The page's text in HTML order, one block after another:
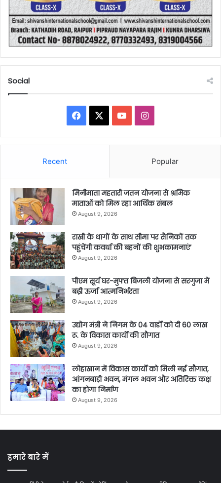
Social
Facebook YouTubeInstagram
Recent Popular
मिनीमाता महतारी जतन योजना से श्रमिक
माताओं को मिल रहा आर्थिक संबल
August 9, 2026
राखी के धागों के साथ सीमा पर सैनिकों तक
पहुंचेंगी कवर्धा की बहनों की शुभकामनाएं’
August 9, 2026
पीएम सूर्य घर-मुफ्त बिजली योजना से सरगुजा में
बढ़ी ऊर्जा आत्मनिर्भरता
August 9, 2026
उद्योग मंत्री ने निगम के 04 वार्डाे को दी 60 लाख
रू. के विकास कार्याे की सौगात
August 9, 2026
लोहाखान में विकास कार्यों को मिली नई सौगात,
आंगनबाड़ी भवन, मंगल भवन और अतिरिक्त कक्ष
का होगा निर्माण
August 9, 2026
हमारे बारे में